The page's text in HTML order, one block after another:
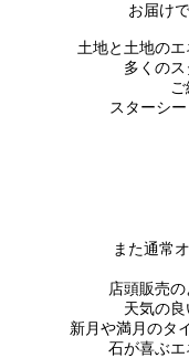
お届け
土地と土地の
多くの
スターシ
また通常
店頭販売
天気の良
新月や満月のタ
石が喜ぶ